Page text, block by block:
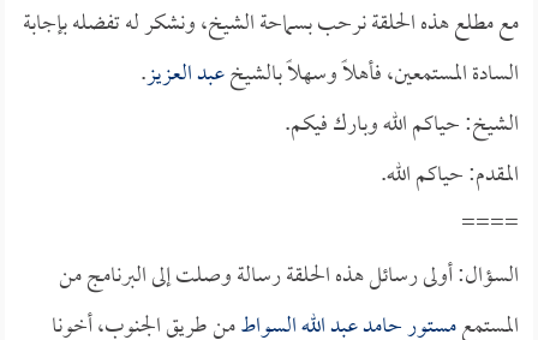
مع مطلع هذه الحلقة نرحب بسماحة الشيخ، ونشكر له تفضله بإجابة
السادة المستمعين، فأهلاً وسهلاً بالشيخعبد العزيز.
الشيخ: حياكم الله وبارك فيكم.
المقدم: حياكم الله.
====
السؤال: أولى رسائل هذه الحلقة رسالة وصلت إلى البرنامج من
المستمعمستور حامد عبد الله السواطمن طريق الجنوب، أخونا